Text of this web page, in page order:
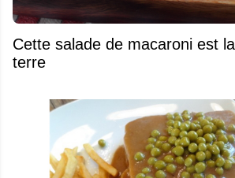
Cette salade de macaroni est
terre